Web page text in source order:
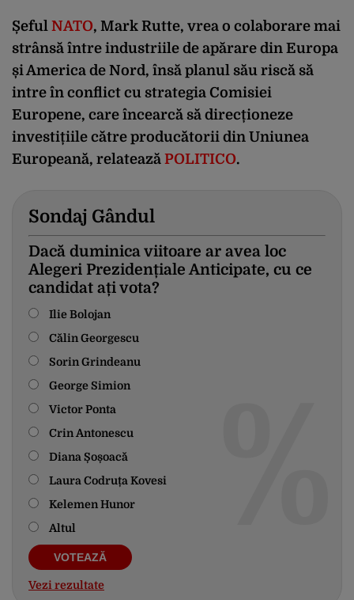
Șeful NATO, Mark Rutte, vrea o colaborare mai
strânsă între industriile de apărare din Europa
și America de Nord, însă planul său riscă să
intre în conflict cu strategia Comisiei
Europene, care încearcă să direcționeze
investițiile către producătorii din Uniunea
Europeană, relatează POLITICO.
Sondaj Gândul
Dacă duminica viitoare ar avea loc
Alegeri Prezidențiale Anticipate, cu ce
candidat ați vota?
Ilie Bolojan
Călin Georgescu
Sorin Grindeanu
George Simion
Victor Ponta
Crin Antonescu
Diana Șoșoacă
Laura Codruța Kovesi
Kelemen Hunor
Altul
Vezi rezultate